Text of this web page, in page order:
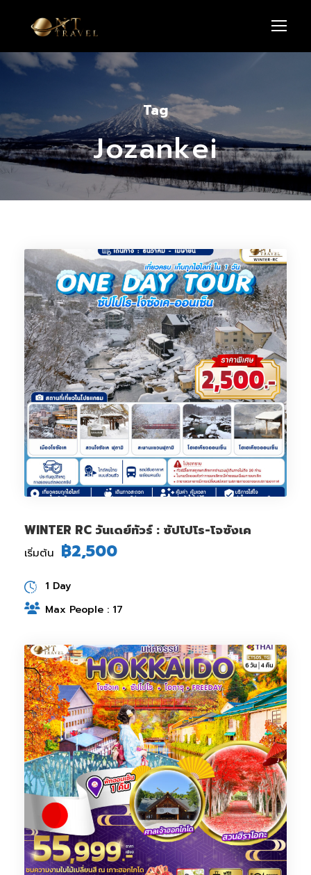
Tag
Jozankei
WINTER RC วันเดย์ทัวร์ : ซัปโปโร-โจซังเค
เริ่มต้น ฿2,500
1 Day
Max People : 17